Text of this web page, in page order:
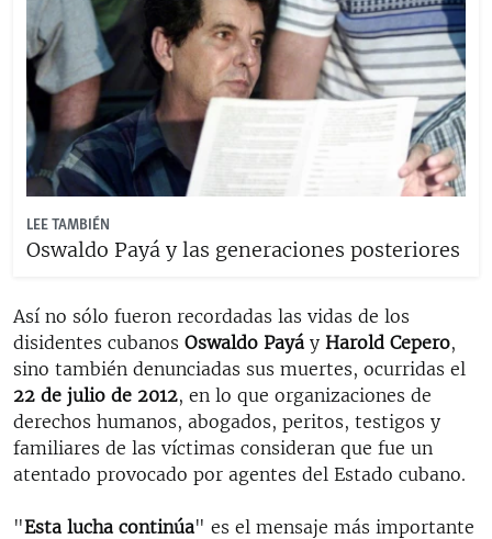
LEE TAMBIÉN
Oswaldo Payá y las generaciones posteriores
Así no sólo fueron recordadas las vidas de los
disidentes cubanos Oswaldo Payá y Harold Cepero,
sino también denunciadas sus muertes, ocurridas el
22 de julio de 2012, en lo que organizaciones de
derechos humanos, abogados, peritos, testigos y
familiares de las víctimas consideran que fue un
atentado provocado por agentes del Estado cubano.
"Esta lucha continúa" es el mensaje más importante